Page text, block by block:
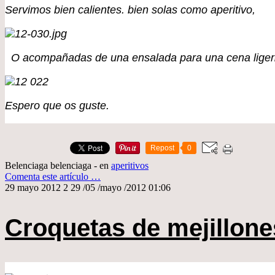
Servimos bien calientes. bien solas como aperitivo,
O acompañadas de una ensalada para una cena
Espero que os guste.
Repost 0
Belenciaga belenciaga - en aperitivos
Comenta este artículo …
29 mayo 2012 2 29 /05 /mayo /2012 01:06
Croquetas de